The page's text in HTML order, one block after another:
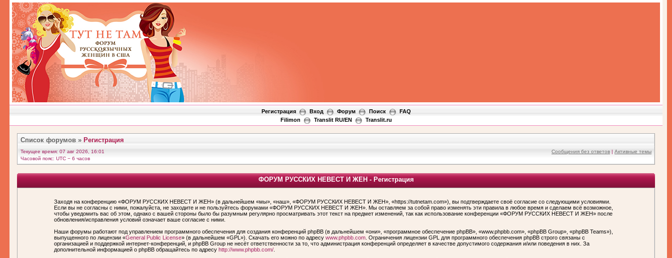
Регистрация Вход Форум Поиск
FAQ
Filimon
Translit RU/EN Translit.ru
Список форумов » Регистрация
Текущее время: 07 авг 2026, 16:01
Часовой пояс: UTC − 6 часов
Сообщения без ответов | Активные темы
ФОРУМ РУССКИХ НЕВЕСТ И ЖЕН - Регистрация
Заходя на конференцию «ФОРУМ РУССКИХ НЕВЕСТ И ЖЕН» (в дальнейшем «мы», «наш», «ФОРУМ РУССКИХ НЕВЕСТ И ЖЕН», «https://tutnetam.com»), вы подтверждаете своё согласие со следующими условиями.
Если вы не согласны с ними, пожалуйста, не заходите и не пользуйтесь форумами «ФОРУМ РУССКИХ НЕВЕСТ И ЖЕН». Мы оставляем за собой право изменять эти правила в любое время и сделаем всё возможное,
чтобы уведомить вас об этом, однако с вашей стороны было бы разумным регулярно просматривать этот текст на предмет изменений, так как использование конференции «ФОРУМ РУССКИХ НЕВЕСТ И ЖЕН» после
обновления/исправления условий означает ваше согласие с ними.
Наши форумы работают под управлением программного обеспечения для создания конференций phpBB (в дальнейшем «они», «программное обеспечение phpBB», «www.phpbb.com», «phpBB Group», «phpBB Teams»),
выпущенного по лицензии «General Public License» (в дальнейшем «GPL»). Скачать его можно по адресу www.phpbb.com. Ограничения лицензии GPL для программного обеспечения phpBB строго связаны с
организацией и поддержкой интернет-конференций, и phpBB Group не несёт ответственности за то, что администрация конференций определяет в качестве допустимого содержания и/или поведения в них. За
дополнительной информацией о phpBB обращайтесь по адресу http://www.phpbb.com/.